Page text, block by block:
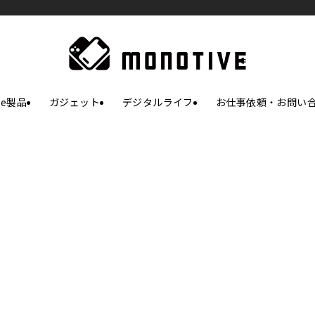
製品 ガジェット デジタルライフ お仕事依頼・お問い